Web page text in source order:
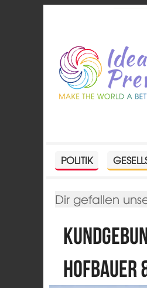
POLITIK
Dir gefallen
Hofbauer